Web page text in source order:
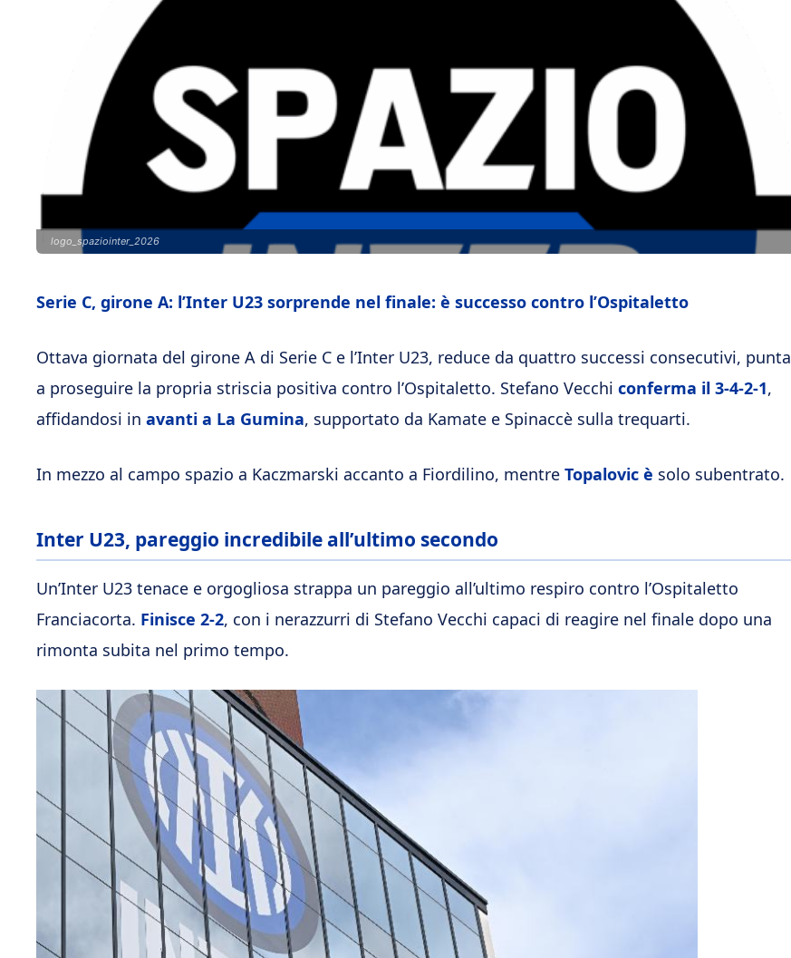
logo_spaziointer_2026
Serie C, girone A: l’Inter U23 sorprende nel finale: è successo contro l’Ospitaletto
Ottava giornata del girone A di Serie C e l’Inter U23, reduce da quattro successi consecutivi, punta
a proseguire la propria striscia positiva contro l’Ospitaletto. Stefano Vecchi conferma il 3-4-2-1,
affidandosi in avanti a La Gumina, supportato da Kamate e Spinaccè sulla trequarti.
In mezzo al campo spazio a Kaczmarski accanto a Fiordilino, mentre Topalovic è solo subentrato.
Inter U23, pareggio incredibile all’ultimo secondo
Un’Inter U23 tenace e orgogliosa strappa un pareggio all’ultimo respiro contro l’Ospitaletto
Franciacorta. Finisce 2-2, con i nerazzurri di Stefano Vecchi capaci di reagire nel finale dopo una
rimonta subita nel primo tempo.